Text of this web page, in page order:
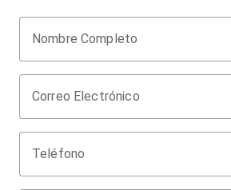
Nombre Completo
Correo Electrónico
Teléfono